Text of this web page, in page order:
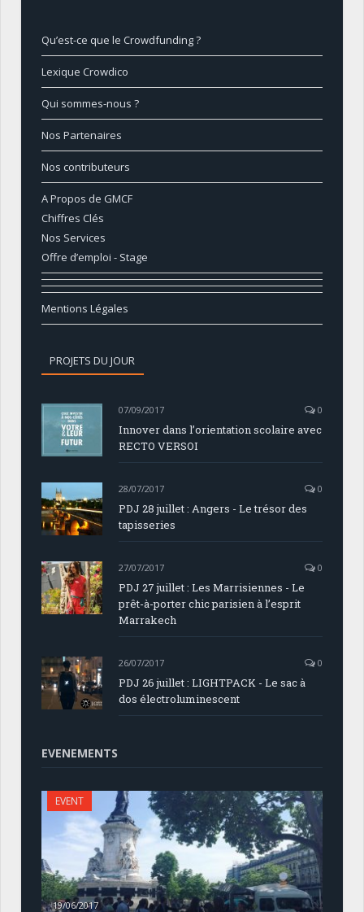
Qu’est-ce que le Crowdfunding ?
Lexique Crowdico
Qui sommes-nous ?
Nos Partenaires
Nos contributeurs
A Propos de GMCF
Chiffres Clés
Nos Services
Offre d’emploi - Stage
Mentions Légales
PROJETS DU JOUR
07/09/2017 0
Innover dans l’orientation scolaire avec
RECTO VERSOI
28/07/2017 0
PDJ 28 juillet : Angers - Le trésor des
tapisseries
27/07/2017 0
PDJ 27 juillet : Les Marrisiennes - Le
prêt-à-porter chic parisien à l’esprit
Marrakech
26/07/2017 0
PDJ 26 juillet : LIGHTPACK - Le sac à
dos électroluminescent
EVENEMENTS
EVENT
19/06/2017